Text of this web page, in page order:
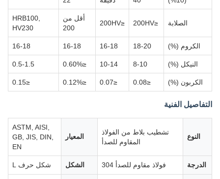
الصلابة ≤200HV
≤200HV
أقل من
200
HRB100,
HV230
الكروم (%) 18-20
16-18
16-18
16-18
النيكل (%) 8-10
10-14
≤0.60%
0.5-1.5
الكربون (%) ≤0.08
≤0.07
≤0.12%
≤0.15
التفاصيل الفنية
النوع
تشطيب بلاط من الفولاذ
المقاوم للصدأ
المعيار
ASTM, AISI,
GB, JIS, DIN,
EN
الدرجة فولاذ مقاوم للصدأ 304 الشكل شكل حرف L